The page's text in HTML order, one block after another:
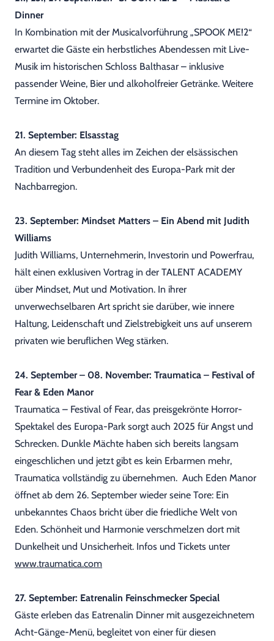
Dinner
In Kombination mit der Musicalvorführung „SPOOK ME!2“
erwartet die Gäste ein herbstliches Abendessen mit Live-
Musik im historischen Schloss Balthasar – inklusive
passender Weine, Bier und alkoholfreier Getränke. Weitere
Termine im Oktober.
21. September: Elsasstag
An diesem Tag steht alles im Zeichen der elsässischen
Tradition und Verbundenheit des Europa-Park mit der
Nachbarregion.
23. September: Mindset Matters – Ein Abend mit Judith
Williams
Judith Williams, Unternehmerin, Investorin und Powerfrau,
hält einen exklusiven Vortrag in der TALENT ACADEMY
über Mindset, Mut und Motivation. In ihrer
unverwechselbaren Art spricht sie darüber, wie innere
Haltung, Leidenschaft und Zielstrebigkeit uns auf unserem
privaten wie beruflichen Weg stärken.
24. September – 08. November: Traumatica – Festival of
Fear & Eden Manor
Traumatica – Festival of Fear, das preisgekrönte Horror-
Spektakel des Europa-Park sorgt auch 2025 für Angst und
Schrecken. Dunkle Mächte haben sich bereits langsam
eingeschlichen und jetzt gibt es kein Erbarmen mehr,
Traumatica vollständig zu übernehmen. Auch Eden Manor
öffnet ab dem 26. September wieder seine Tore: Ein
unbekanntes Chaos bricht über die friedliche Welt von
Eden. Schönheit und Harmonie verschmelzen dort mit
Dunkelheit und Unsicherheit. Infos und Tickets unter
www.traumatica.com
27. September: Eatrenalin Feinschmecker Special
Gäste erleben das Eatrenalin Dinner mit ausgezeichnetem
Acht-Gänge-Menü, begleitet von einer für diesen